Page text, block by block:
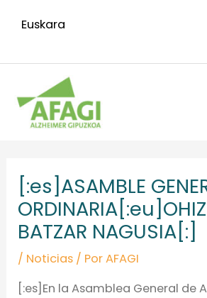
Euskara
[:es]ASAMBLE
BATZAR NAGUSIA[:]
/ Noticias / PorAFAGI
[:es]En la Asamblea General de
entradas